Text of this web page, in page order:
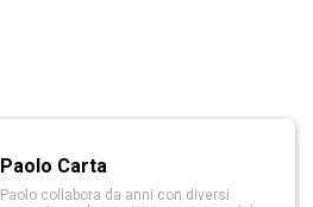
Paolo Carta
Paolo collabora da anni con diversi